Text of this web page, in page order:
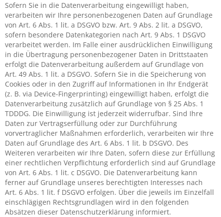
Sofern Sie in die Datenverarbeitung eingewilligt haben,
verarbeiten wir Ihre personenbezogenen Daten auf Grundlage
von Art. 6 Abs. 1 lit. a DSGVO bzw. Art. 9 Abs. 2 lit. a DSGVO,
sofern besondere Datenkategorien nach Art. 9 Abs. 1 DSGVO
verarbeitet werden. Im Falle einer ausdrücklichen Einwilligung
in die Übertragung personenbezogener Daten in Drittstaaten
erfolgt die Datenverarbeitung außerdem auf Grundlage von
Art. 49 Abs. 1 lit. a DSGVO. Sofern Sie in die Speicherung von
Cookies oder in den Zugriff auf Informationen in Ihr Endgerät
(z. B. via Device-Fingerprinting) eingewilligt haben, erfolgt die
Datenverarbeitung zusätzlich auf Grundlage von § 25 Abs. 1
TDDDG. Die Einwilligung ist jederzeit widerrufbar. Sind Ihre
Daten zur Vertragserfüllung oder zur Durchführung
vorvertraglicher Maßnahmen erforderlich, verarbeiten wir Ihre
Daten auf Grundlage des Art. 6 Abs. 1 lit. b DSGVO. Des
Weiteren verarbeiten wir Ihre Daten, sofern diese zur Erfüllung
einer rechtlichen Verpflichtung erforderlich sind auf Grundlage
von Art. 6 Abs. 1 lit. c DSGVO. Die Datenverarbeitung kann
ferner auf Grundlage unseres berechtigten Interesses nach
Art. 6 Abs. 1 lit. f DSGVO erfolgen. Über die jeweils im Einzelfall
einschlägigen Rechtsgrundlagen wird in den folgenden
Absätzen dieser Datenschutzerklärung informiert.